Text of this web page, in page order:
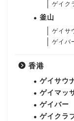
ゲイク
釜山
ゲイサ
ゲイバ
香港
ゲイサウ
ゲイマッ
ゲイバー
ゲイクラ